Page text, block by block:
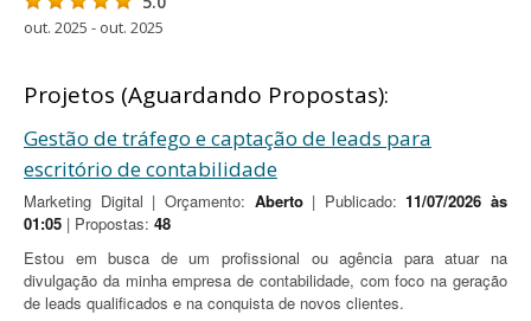
out. 2025 - out. 2025
Projetos (Aguardando Propostas):
Gestão de tráfego e captação de leads para
escritório de contabilidade
Marketing Digital | Orçamento: Aberto| Publicado:11/07/2026 às
01:05 | Propostas: 48
Estou em busca de um profissional ou agência para atuar na
divulgação da minha empresa de contabilidade, com foco na geração
de leads qualificados e na conquista de novos clientes.